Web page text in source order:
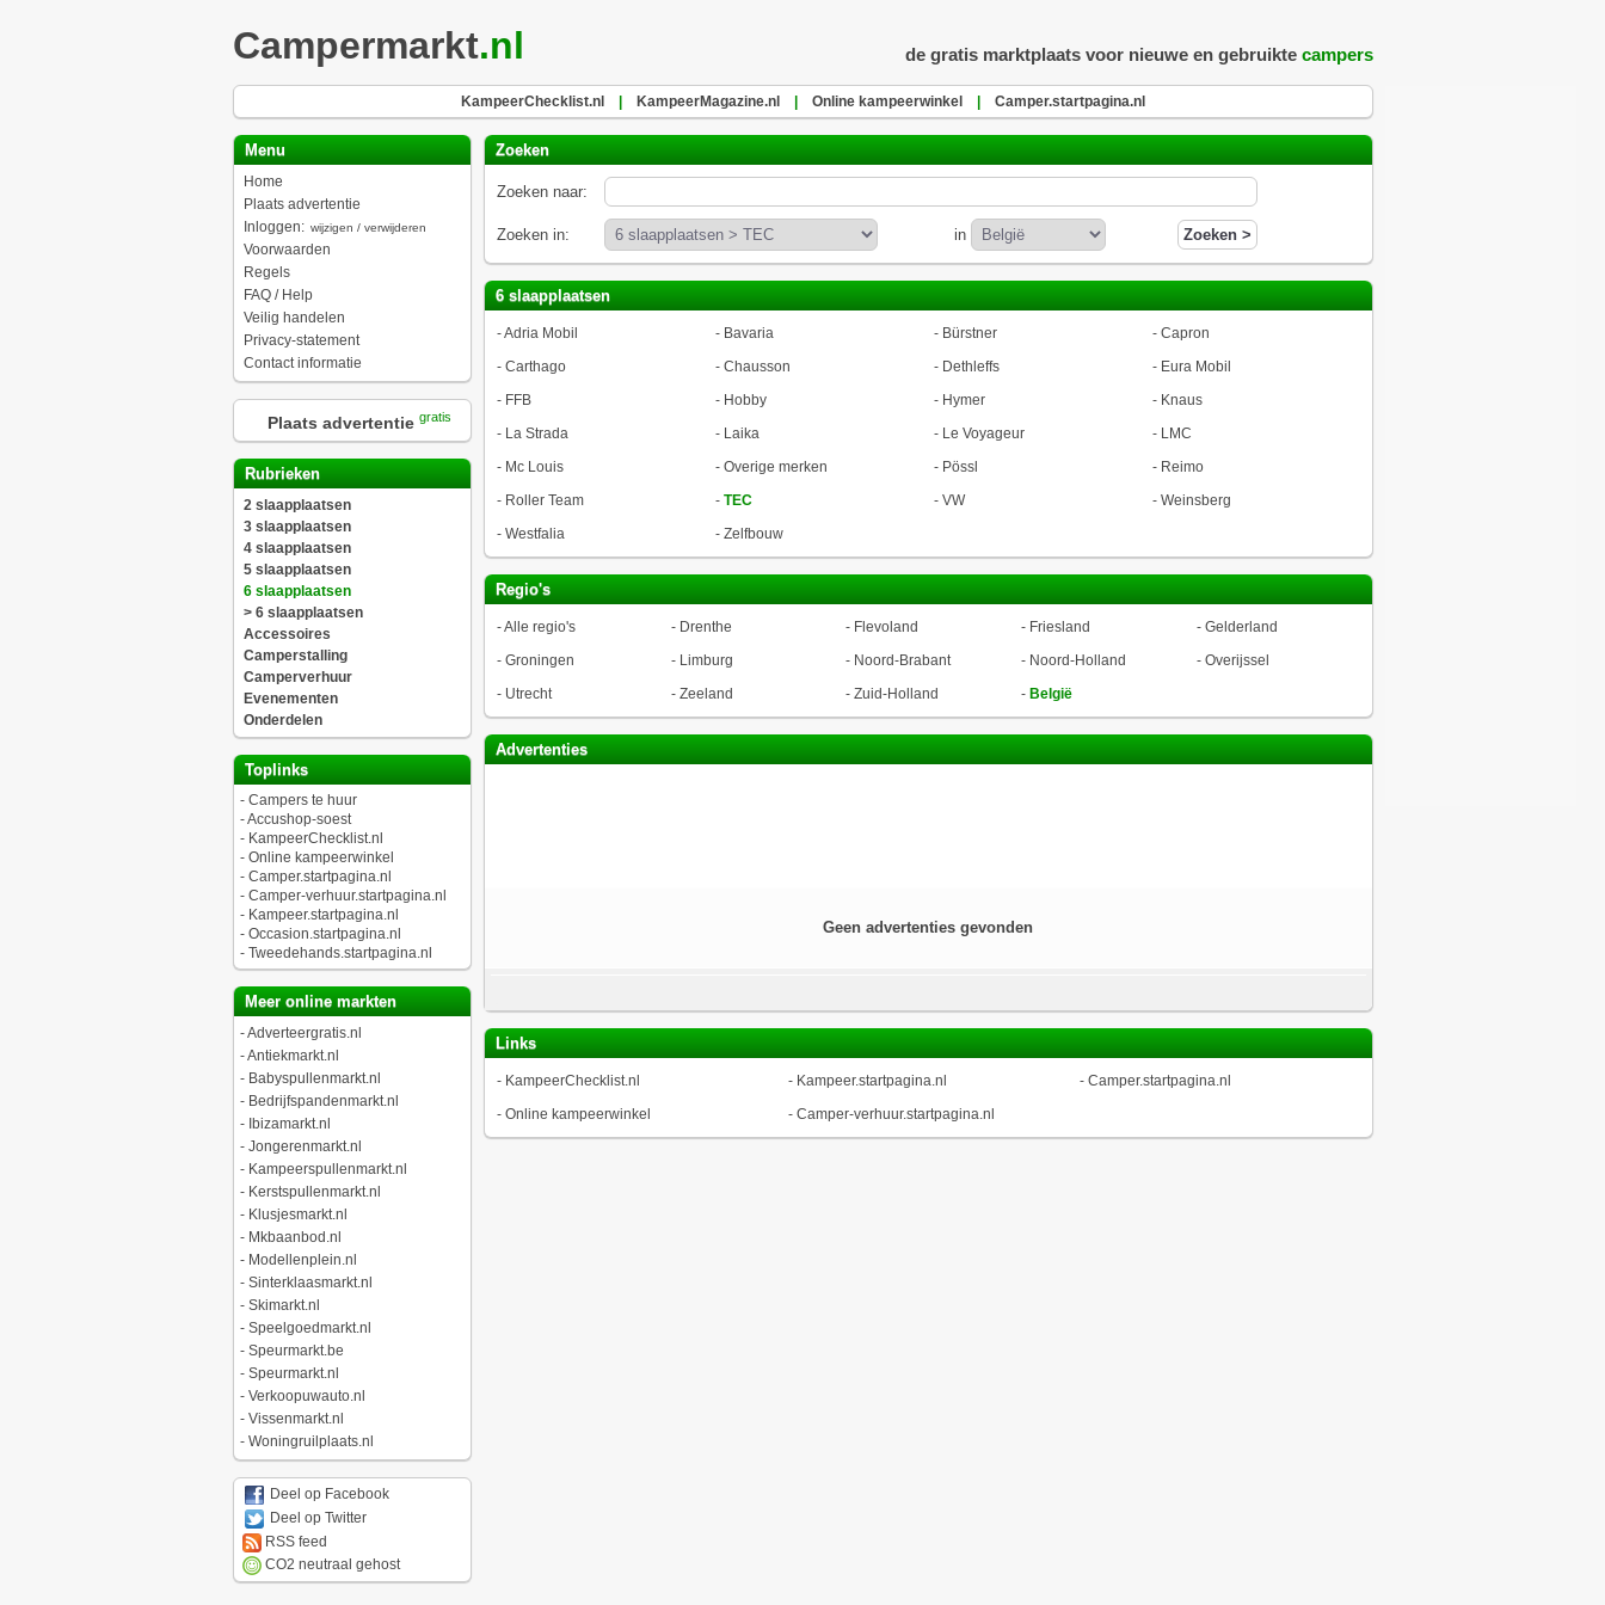
Campermarkt.nl de gratis marktplaats voor nieuwe en gebruikte campers
KampeerChecklist.nl KampeerMagazine.nl Online kampeerwinkel Camper.startpagina.nl
Menu
Home
Plaats advertentie
Inloggen: wijzigen / verwijderen
Voorwaarden
Regels
FAQ / Help
Veilig handelen
Privacy-statement
Contact informatie
Plaats advertentie gratis
Rubrieken
2 slaapplaatsen
3 slaapplaatsen
4 slaapplaatsen
5 slaapplaatsen
6 slaapplaatsen
> 6 slaapplaatsen
Accessoires
Camperstalling
Camperverhuur
Evenementen
Onderdelen
Toplinks
- Campers te huur
-Accushop-soest
- KampeerChecklist.nl
- Online kampeerwinkel
- Camper.startpagina.nl
- Camper-verhuur.startpagina.nl
- Kampeer.startpagina.nl
- Occasion.startpagina.nl
- Tweedehands.startpagina.nl
Meer online markten
-Adverteergratis.nl
-Antiekmarkt.nl
- Babyspullenmarkt.nl
- Bedrijfspandenmarkt.nl
- Ibizamarkt.nl
- Jongerenmarkt.nl
- Kampeerspullenmarkt.nl
- Kerstspullenmarkt.nl
- Klusjesmarkt.nl
- Mkbaanbod.nl
- Modellenplein.nl
- Sinterklaasmarkt.nl
- Skimarkt.nl
- Speelgoedmarkt.nl
- Speurmarkt.be
- Speurmarkt.nl
- Verkoopuwauto.nl
- Vissenmarkt.nl
- Woningruilplaats.nl
Deel op Facebook
Deel op Twitter
RSS feed
CO2 neutraal gehost
Zoeken
Zoeken naar:
Zoeken in: in
6 slaapplaatsen
-Adria Mobil - Bavaria - Bürstner - Capron
- Carthago - Chausson - Dethleffs - Eura Mobil
- FFB - Hobby - Hymer - Knaus
- La Strada - Laika - Le Voyageur - LMC
- Mc Louis - Overige merken - Pössl - Reimo
- Roller Team - TEC - VW - Weinsberg
- Westfalia - Zelfbouw
Regio's
-Alle regio's - Drenthe - Flevoland - Friesland - Gelderland
- Groningen - Limburg - Noord-Brabant - Noord-Holland - Overijssel
- Utrecht - Zeeland - Zuid-Holland - België
Advertenties
Geen advertenties gevonden
Links
- KampeerChecklist.nl - Kampeer.startpagina.nl - Camper.startpagina.nl
- Online kampeerwinkel - Camper-verhuur.startpagina.nl